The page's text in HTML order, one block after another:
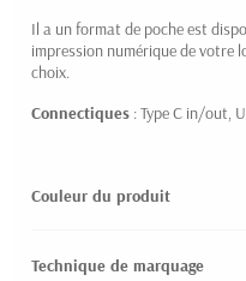
Il a un format de poche est
impression numérique de votre
choix.
Connectiques : Type C in/out,
Couleur du produit
Technique de marquage